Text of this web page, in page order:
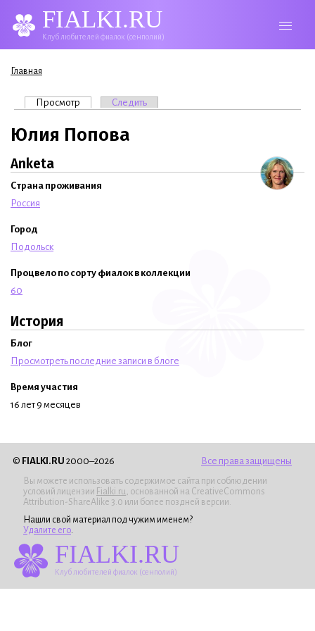
FIALKI.RU
Клуб любителей фиалок (сенполий)
Вы здесь
Главная
Главные вкладки
Просмотр (активная вкладка)
Следить
Юлия Попова
Anketa
Страна проживания
Россия
Город
Подольск
Процвело по сорту фиалок в коллекции
60
История
Блог
Просмотреть последние записи в блоге
Время участия
16 лет 9 месяцев
© FIALKI.RU 2000–2026 Все права защищены
Вы можете использовать содержимое сайта при соблюдении
условий лицензии Fialki.ru , основанной на CreativeCommons
Attribution-ShareAlike 3.0 или более поздней версии.
Нашли свой материал под чужим именем?
Удалите его
FIALKI.RU
Клуб любителей фиалок (сенполий)